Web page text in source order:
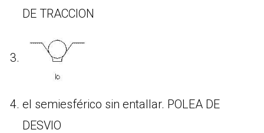
DE TRACCION
el semiesférico sin entallar. POLEA DE
DESVIO